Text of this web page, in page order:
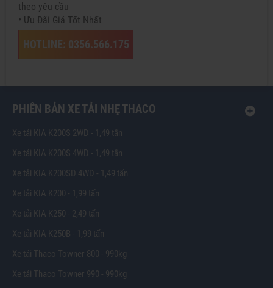
theo yêu cầu
• Ưu Đãi Giá Tốt Nhất
HOTLINE: 0356.566.175
PHIÊN BẢN XE TẢI NHẸ THACO
Xe tải KIA K200S 2WD - 1,49 tấn
Xe tải KIA K200S 4WD - 1,49 tấn
Xe tải KIA K200SD 4WD - 1,49 tấn
Xe tải KIA K200 - 1,99 tấn
Xe tải KIA K250 - 2,49 tấn
Xe tải KIA K250B - 1,99 tấn
Xe tải Thaco Towner 800 - 990kg
Xe tải Thaco Towner 990 - 990kg